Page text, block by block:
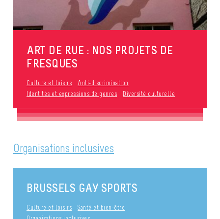
ART DE RUE : NOS PROJETS DE
FRESQUES
Culture et loisirs
Anti-discrimination
Identités et expressions de genres
Diversité culturelle
Organisations inclusives
BRUSSELS GAY SPORTS
Culture et loisirs
Santé et bien-être